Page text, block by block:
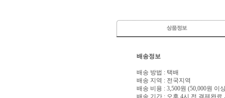
배송정보
배송 방법 : 택배
배송 지역 : 전국지역
배송 비용 : 3,500원 (50,000원 이
배송 기간 : 오후 4시 전 결제완료